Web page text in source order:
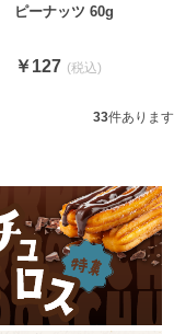
ピーナッツ 60g
￥127
33件あります